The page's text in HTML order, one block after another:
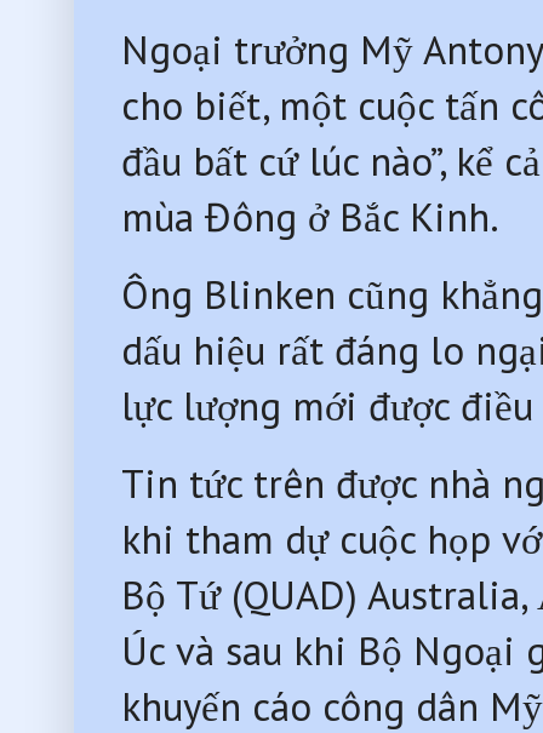
Ngoại trưởng Mỹ
cho biết, một cuộc tấn
đầu bất cứ lúc nào”, kể
mùa Đông ở Bắc Kinh.
Ông Blinken cũng
dấu hiệu rất đáng lo
lực lượng mới được
Tin tức trên được nhà
khi tham dự cuộc họp
Bộ Tứ (QUAD)
Úc và sau khi Bộ Ngoại
khuyến cáo công dân